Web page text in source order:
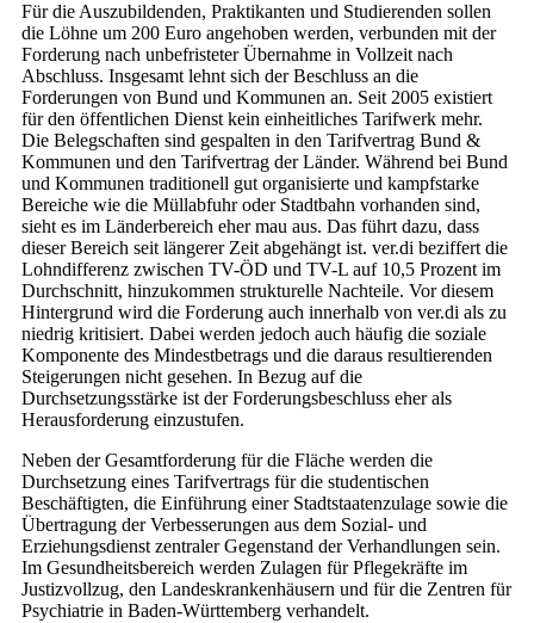
Für die Auszubildenden, Praktikanten und Studierenden sollen
die Löhne um 200 Euro angehoben werden, verbunden mit der
Forderung nach unbefristeter Übernahme in Vollzeit nach
Abschluss. Insgesamt lehnt sich der Beschluss an die
Forderungen von Bund und Kommunen an. Seit 2005 existiert
für den öffentlichen Dienst kein einheitliches Tarifwerk mehr.
Die Belegschaften sind gespalten in den Tarifvertrag Bund &
Kommunen und den Tarifvertrag der Länder. Während bei Bund
und Kommunen traditionell gut organisierte und kampfstarke
Bereiche wie die Müllabfuhr oder Stadtbahn vorhanden sind,
sieht es im Länderbereich eher mau aus. Das führt dazu, dass
dieser Bereich seit längerer Zeit abgehängt ist. ver.di beziffert die
Lohndifferenz zwischen TV-ÖD und TV-L auf 10,5 Prozent im
Durchschnitt, hinzukommen strukturelle Nachteile. Vor diesem
Hintergrund wird die Forderung auch innerhalb von ver.di als zu
niedrig kritisiert. Dabei werden jedoch auch häufig die soziale
Komponente des Mindestbetrags und die daraus resultierenden
Steigerungen nicht gesehen. In Bezug auf die
Durchsetzungsstärke ist der Forderungsbeschluss eher als
Herausforderung einzustufen.
Neben der Gesamtforderung für die Fläche werden die
Durchsetzung eines Tarifvertrags für die studentischen
Beschäftigten, die Einführung einer Stadtstaatenzulage sowie die
Übertragung der Verbesserungen aus dem Sozial- und
Erziehungsdienst zentraler Gegenstand der Verhandlungen sein.
Im Gesundheitsbereich werden Zulagen für Pflegekräfte im
Justizvollzug, den Landeskrankenhäusern und für die Zentren für
Psychiatrie in Baden-Württemberg verhandelt.